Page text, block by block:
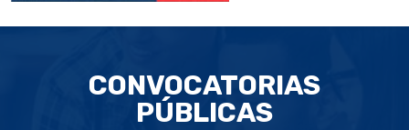
CONVOCATORIAS
PÚBLICAS